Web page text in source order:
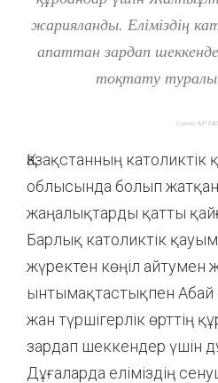
жарияланды. Еліміздің
апаттан зардап
тоқтату туралы
Сурет: ҚР
Қазақстанның
облысында болып жатқан
жаңалықтарды қатты
Барлық католиктік
жүректен көңіл айтумен
ынтымақтастықпен
жан түршігерлік өрттің
зардап шеккендер үшін
Дұғаларда еліміздің